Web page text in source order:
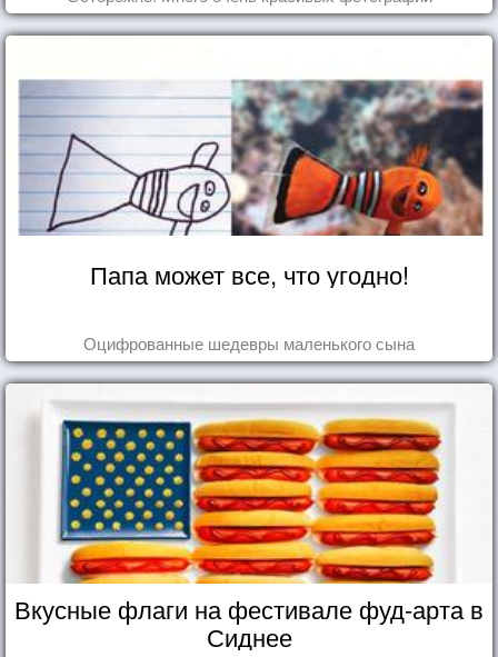
Папа может все, что угодно!
Оцифрованные шедевры маленького сына
Вкусные флаги на фестивале фуд-арта в
Сиднее